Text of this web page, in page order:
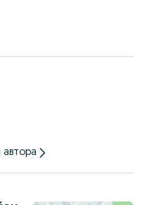
(+12% к цене)
автора